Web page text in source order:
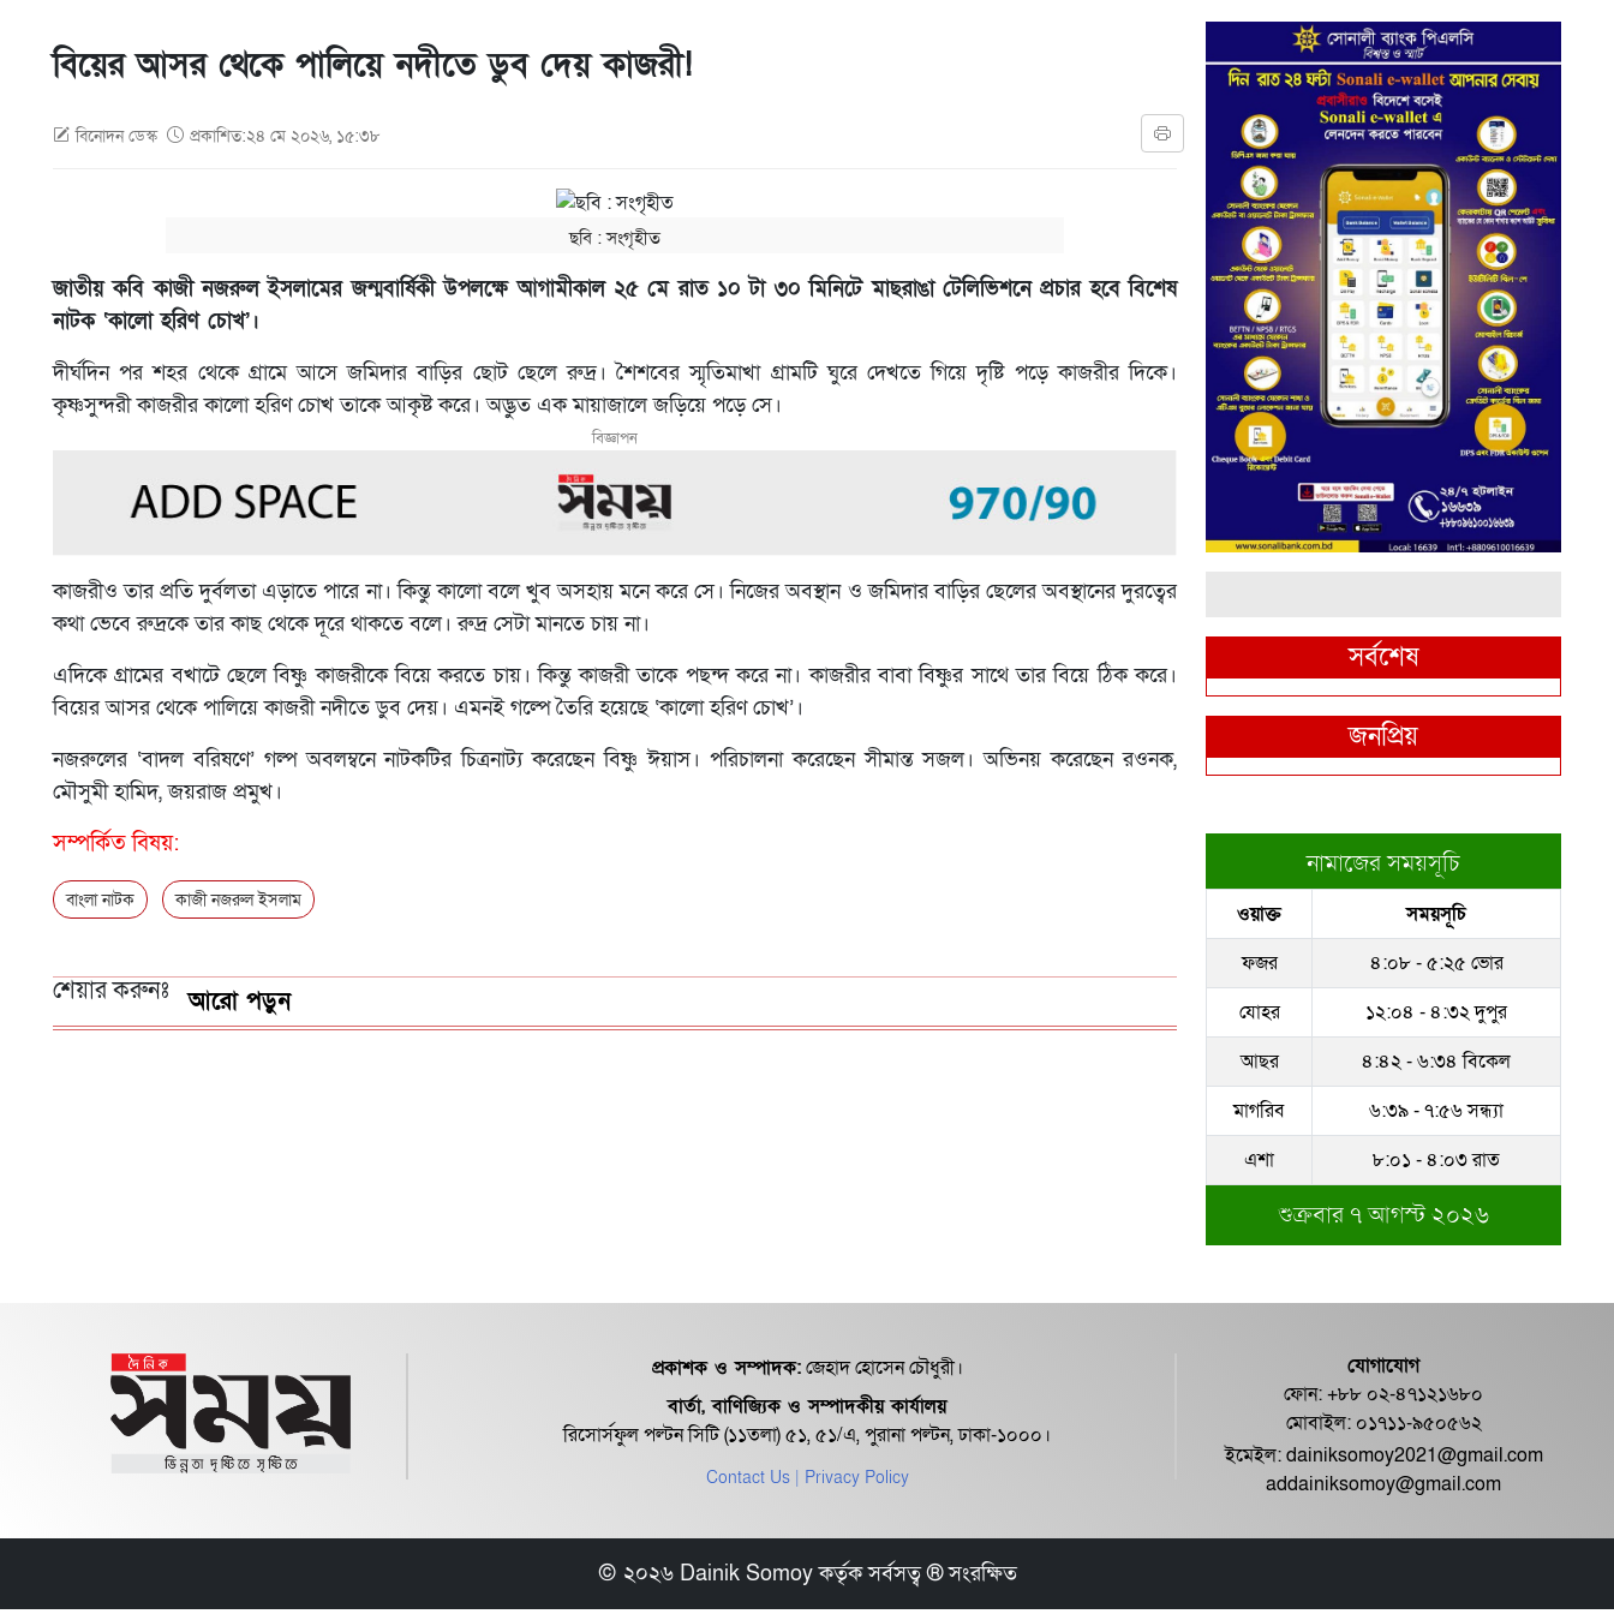
বিয়ের আসর থেকে পালিয়ে নদীতে ডুব দেয় কাজরী!
বিনোদন ডেস্ক প্রকাশিত:২৪ মে ২০২৬, ১৫:৩৮
ছবি ‍: সংগৃহীত
জাতীয় কবি কাজী নজরুল ইসলামের জন্মবার্ষিকী উপলক্ষে আগামীকাল ২৫ মে রাত ১০ টা ৩০ মিনিটে মাছরাঙা টেলিভিশনে প্রচার হবে বিশেষ
নাটক ‘কালো হরিণ চোখ’।
দীর্ঘদিন পর শহর থেকে গ্রামে আসে জমিদার বাড়ির ছোট ছেলে রুদ্র। শৈশবের স্মৃতিমাখা গ্রামটি ঘুরে দেখতে গিয়ে দৃষ্টি পড়ে কাজরীর দিকে।
কৃষ্ণসুন্দরী কাজরীর কালো হরিণ চোখ তাকে আকৃষ্ট করে। অদ্ভুত এক মায়াজালে জড়িয়ে পড়ে সে।
বিজ্ঞাপন
কাজরীও তার প্রতি দুর্বলতা এড়াতে পারে না। কিন্তু কালো বলে খুব অসহায় মনে করে সে। নিজের অবস্থান ও জমিদার বাড়ির ছেলের অবস্থানের দুরত্বের
কথা ভেবে রুদ্রকে তার কাছ থেকে দূরে থাকতে বলে। রুদ্র সেটা মানতে চায় না।
এদিকে গ্রামের বখাটে ছেলে বিষ্ণু কাজরীকে বিয়ে করতে চায়। কিন্তু কাজরী তাকে পছন্দ করে না। কাজরীর বাবা বিষ্ণুর সাথে তার বিয়ে ঠিক করে।
বিয়ের আসর থেকে পালিয়ে কাজরী নদীতে ডুব দেয়। এমনই গল্পে তৈরি হয়েছে ‘কালো হরিণ চোখ’।
নজরুলের ‘বাদল বরিষণে’ গল্প অবলম্বনে নাটকটির চিত্রনাট্য করেছেন বিষ্ণু ঈয়াস। পরিচালনা করেছেন সীমান্ত সজল। অভিনয় করেছেন রওনক,
মৌসুমী হামিদ, জয়রাজ প্রমুখ।
সম্পর্কিত বিষয়:
বাংলা নাটক কাজী নজরুল ইসলাম
শেয়ার করুনঃ আরো পড়ুন
সর্বশেষ
জনপ্রিয়
নামাজের সময়সূচি
ওয়াক্ত
সময়সূচি
ফজর
৪:০৮ - ৫:২৫ ভোর
যোহর
১২:০৪ - ৪:৩২ দুপুর
আছর
৪:৪২ - ৬:৩৪ বিকেল
মাগরিব
৬:৩৯ - ৭:৫৬ সন্ধ্যা
এশা
৮:০১ - ৪:০৩ রাত
শুক্রবার ৭ আগস্ট ২০২৬
প্রকাশক ও সম্পাদক:জেহাদ হোসেন চৌধুরী।
বার্তা, বাণিজ্যিক ও সম্পাদকীয় কার্যালয়
রিসোর্সফুল পল্টন সিটি (১১তলা) ৫১, ৫১/এ, পুরানা পল্টন, ঢাকা-১০০০।
Contact Us | Privacy Policy
যোগাযোগ
ফোন: +৮৮ ০২-৪৭১২১৬৮০
মোবাইল: ০১৭১১-৯৫০৫৬২
ইমেইল:dainiksomoy2021@gmail.com
addainiksomoy@gmail.com
© ২০২৬ Dainik Somoy কর্তৃক সর্বসত্ব ® সংরক্ষিত